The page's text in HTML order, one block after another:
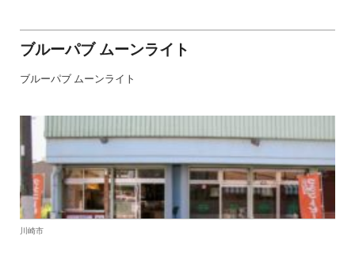
ブルーパブ ムーンライト
ブルーパブ ムーンライト
川崎市